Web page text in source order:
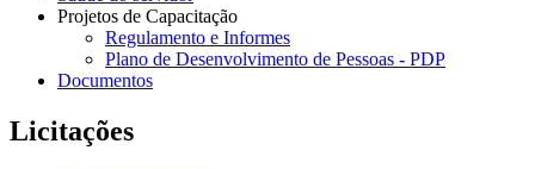
Projetos de Capacitação
Regulamento e Informes
Plano de Desenvolvimento de Pessoas - PDP
Documentos
Licitações